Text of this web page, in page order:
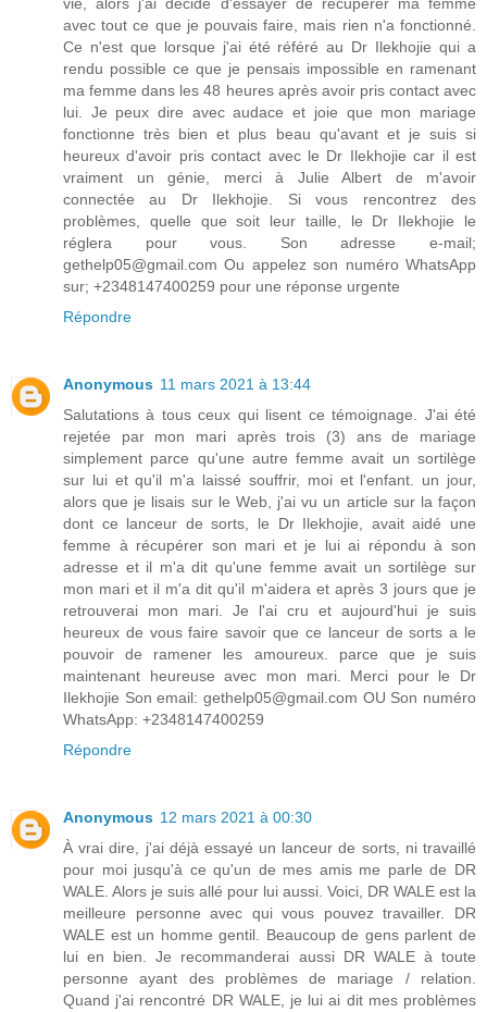
avec tout ce que je pouvais faire, mais rien n'a fonctionné.
Ce n'est que lorsque j'ai été référé au Dr Ilekhojie qui a
rendu possible ce que je pensais impossible en ramenant
ma femme dans les 48 heures après avoir pris contact avec
lui. Je peux dire avec audace et joie que mon mariage
fonctionne très bien et plus beau qu'avant et je suis si
heureux d'avoir pris contact avec le Dr Ilekhojie car il est
vraiment un génie, merci à Julie Albert de m'avoir
connectée au Dr Ilekhojie. Si vous rencontrez des
problèmes, quelle que soit leur taille, le Dr Ilekhojie le
réglera pour vous. Son adresse e-mail;
gethelp05@gmail.com Ou appelez son numéro WhatsApp
sur; +2348147400259 pour une réponse urgente
Répondre
Anonymous 11 mars 2021 à 13:44
Salutations à tous ceux qui lisent ce témoignage. J'ai été
rejetée par mon mari après trois (3) ans de mariage
simplement parce qu'une autre femme avait un sortilège
sur lui et qu'il m'a laissé souffrir, moi et l'enfant. un jour,
alors que je lisais sur le Web, j'ai vu un article sur la façon
dont ce lanceur de sorts, le Dr Ilekhojie, avait aidé une
femme à récupérer son mari et je lui ai répondu à son
adresse et il m'a dit qu'une femme avait un sortilège sur
mon mari et il m'a dit qu'il m'aidera et après 3 jours que je
retrouverai mon mari. Je l'ai cru et aujourd'hui je suis
heureux de vous faire savoir que ce lanceur de sorts a le
pouvoir de ramener les amoureux. parce que je suis
maintenant heureuse avec mon mari. Merci pour le Dr
Ilekhojie Son email: gethelp05@gmail.com OU Son numéro
WhatsApp: +2348147400259
Répondre
Anonymous 12 mars 2021 à 00:30
À vrai dire, j'ai déjà essayé un lanceur de sorts, ni travaillé
pour moi jusqu'à ce qu'un de mes amis me parle de DR
WALE. Alors je suis allé pour lui aussi. Voici, DR WALE est la
meilleure personne avec qui vous pouvez travailler. DR
WALE est un homme gentil. Beaucoup de gens parlent de
lui en bien. Je recommanderai aussi DR WALE à toute
personne ayant des problèmes de mariage / relation.
Quand j'ai rencontré DR WALE, je lui ai dit mes problèmes